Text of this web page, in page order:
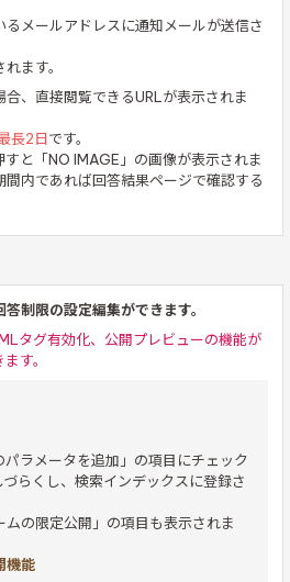
メールアドレスに通知メールが送信さ
ます。
、直接閲覧できるURLが表示されま
長2日です。
と「NO IMAGE」の画像が表示されま
内であれば回答結果ページで確認する
制限の設定編集ができます。
タグ有効化、公開プレビューの機能が
す。
パラメータを追加」の項目にチェック
らくし、検索インデックスに登録さ
の限定公開」の項目も表示されま
機能